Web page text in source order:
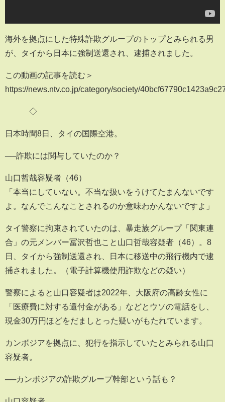
海外を拠点にした特殊詐欺グループのトップとみられる男
が、タイから日本に強制送還され、逮捕されました。
この動画の記事を読む＞
https://news.ntv.co.jp/category/society/
◇
日本時間8日、タイの国際空港。
──詐欺には関与していたのか？
山口哲哉容疑者（46）
「本当にしていない。不当な扱いをうけてたまんないです
よ。なんでこんなことされるのか意味わかんないですよ」
タイ警察に拘束されていたのは、暴走族グループ「関東連
合」の元メンバー冨沢哲也こと山口哲哉容疑者（46）。8
日、タイから強制送還され、日本に移送中の飛行機内で逮
捕されました。（電子計算機使用詐欺などの疑い）
警察によると山口容疑者は2022年、大阪府の高齢女性に
「医療費に対する還付金がある」などとウソの電話をし、
現金30万円ほどをだましとった疑いがもたれています。
カンボジアを拠点に、犯行を指示していたとみられる山口
容疑者。
──カンボジアの詐欺グループ幹部という話も？